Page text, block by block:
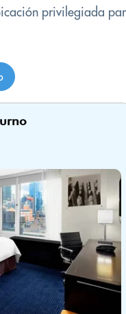
privilegiada